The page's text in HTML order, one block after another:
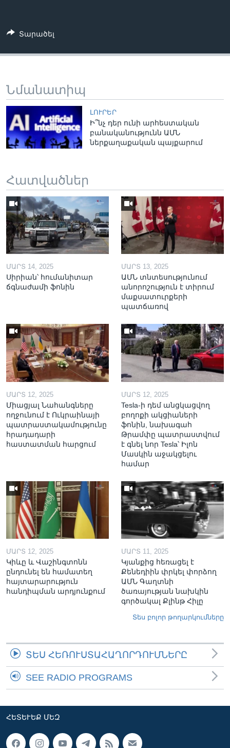
Տարածել
Նմանատիպ
ԼՈՒՐԵՐ
Ի՞նչ դեր ունի արհեստական
բանականությունն ԱՄՆ
ներքաղաքական պայքարում
Հատվածներ
ՄԱՐՏ 14, 2025
Սիրիան՝ հումանիտար
ճգնաժամի ֆոնին
ՄԱՐՏ 13, 2025
ԱՄՆ տնտեսությունում
անորոշություն է տիրում
մաքսատուրքերի
պատճառով
ՄԱՐՏ 12, 2025
Միացյալ Նահանգները
ողջունում է Ուկրաինայի
պատրաստակամությունը
հրադադարի
հաստատման հարցում
ՄԱՐՏ 12, 2025
Tesla-ի դեմ անցկացվող
բողոքի ակցիաների
ֆոնին, նախագահ
Թրամփը պատրաստվում
է գնել նոր Tesla՝ Իլոն
Մասկին աջակցելու
համար
ՄԱՐՏ 12, 2025
Կիևը և Վաշինգտոնն
ընդունել են համատեղ
հայտարարություն
հանդիպման արդյունքում
ՄԱՐՏ 11, 2025
Կյանքից հեռացել է
Քենեդիին փրկել փորձող
ԱՄՆ Գաղտնի
ծառայության նախկին
գործակալ Քլինթ Հիլը
Տես բոլոր թողարկումները
ՏԵՍ ՀԵՌՈՒՍՏԱՀԱՂՈՐԴՈՒՄՆԵՐԸ
SEE RADIO PROGRAMS
ՀԵՏԵՒԵՔ ՄԵԶ